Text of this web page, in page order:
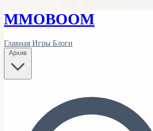
MMOBOOM
Главная Игры Блоги
Архив